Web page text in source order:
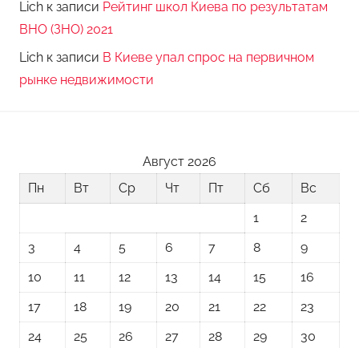
Lich к записи Рейтинг школ Киева по результатам
ВНО (ЗНО) 2021
Lich к записи В Киеве упал спрос на первичном
рынке недвижимости
Август 2026
Пн
Вт Ср Чт Пт Сб
Вс
1
2
3
4 5 6 7 8
9
10
11 12 13 14 15
16
17
18 19 20 21 22
23
24
25 26 27 28 29 30